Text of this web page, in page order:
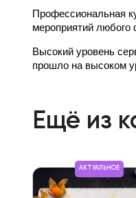
Профессиональная
мероприятий любого
Высокий уровень
прошло на высоком
Ещё из
АКТУАЛЬНОЕ